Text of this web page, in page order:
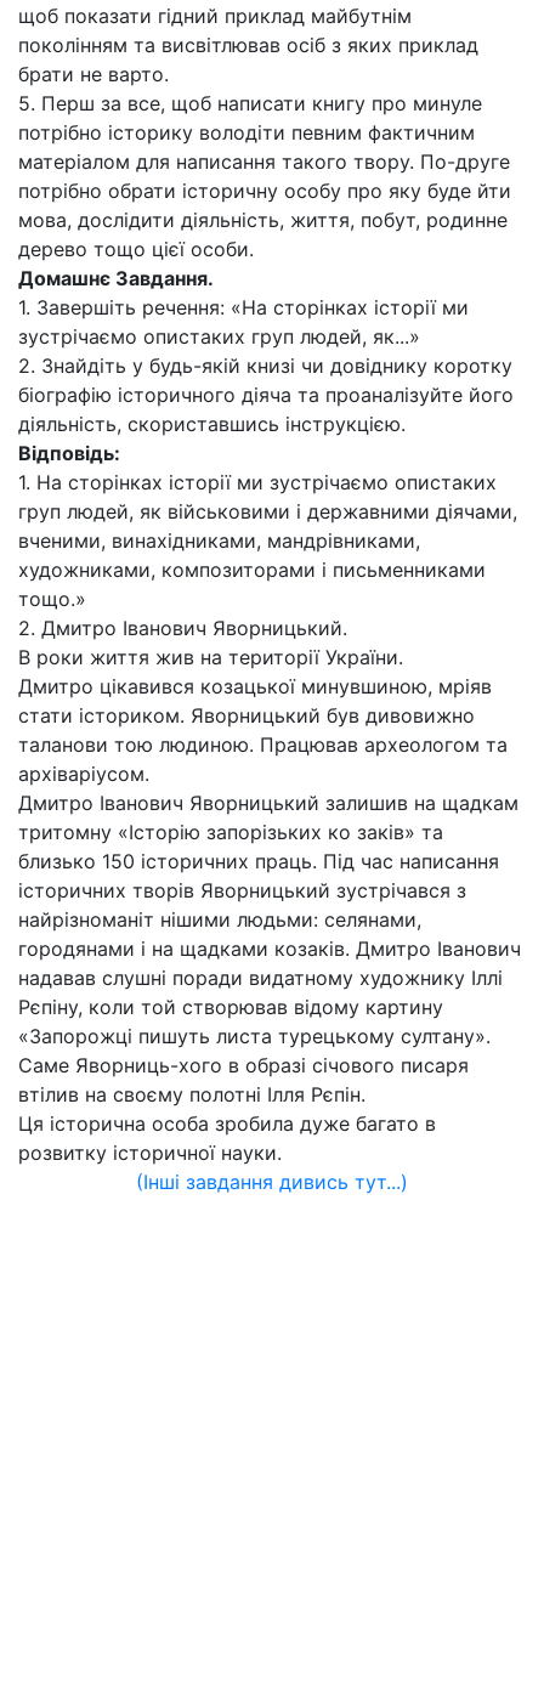
щоб показати гідний приклад майбутнім
поколінням та висвітлював осіб з яких приклад
брати не варто.
5. Перш за все, щоб написати книгу про минуле
потрібно історику володіти певним фактичним
матеріалом для написання такого твору. По-друге
потрібно обрати історичну особу про яку буде йти
мова, дослідити діяльність, життя, побут, родинне
дерево тощо цієї особи.
Домашнє Завдання.
1. Завершіть речення: «На сторінках історії ми
зустрічаємо опистаких груп людей, як...»
2. Знайдіть у будь-якій книзі чи довіднику коротку
біографію історичного діяча та проаналізуйте його
діяльність, скориставшись інструкцією.
Відповідь:
1. На сторінках історії ми зустрічаємо опистаких
груп людей, як військовими і державними діячами,
вченими, винахідниками, мандрівниками,
художниками, композиторами і письменниками
тощо.»
2. Дмитро Іванович Яворницький.
В роки життя жив на території України.
Дмитро цікавився козацької минувшиною, мріяв
стати істориком. Яворницький був дивовижно
таланови тою людиною. Працював археологом та
архіваріусом.
Дмитро Іванович Яворницький залишив на щадкам
тритомну «Історію запорізьких ко заків» та
близько 150 історичних праць. Під час написання
історичних творів Яворницький зустрічався з
найрізноманіт нішими людьми: селянами,
городянами і на щадками козаків. Дмитро Іванович
надавав слушні поради видатному художнику Іллі
Рєпіну, коли той створював відому картину
«Запорожці пишуть листа турецькому султану».
Саме Яворниць-хого в образі січового писаря
втілив на своєму полотні Ілля Рєпін.
Ця історична особа зробила дуже багато в
розвитку історичної науки.
(Інші завдання дивись тут...)